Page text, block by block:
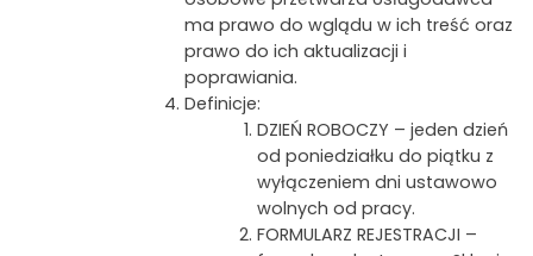
ma prawo do wglądu w ich treść oraz
prawo do ich aktualizacji i
poprawiania.
Definicje:
DZIEŃ ROBOCZY – jeden dzień
od poniedziałku do piątku z
wyłączeniem dni ustawowo
wolnych od pracy.
FORMULARZ REJESTRACJI –